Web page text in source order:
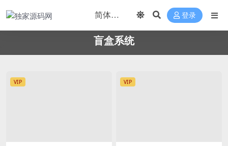
登录
盲盒系统
VIP VIP